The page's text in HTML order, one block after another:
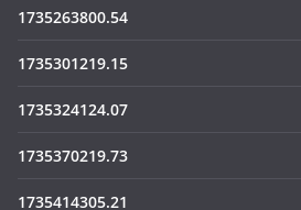
1735263800.54
1735301219.15
1735324124.07
1735370219.73
1735414305.21